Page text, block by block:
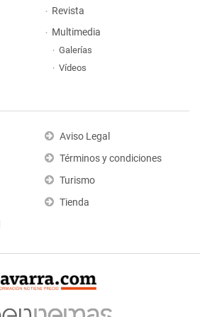
Revista
Multimedia
Galerías
Vídeos
Aviso Legal
Términos y condiciones
Turismo
Tienda